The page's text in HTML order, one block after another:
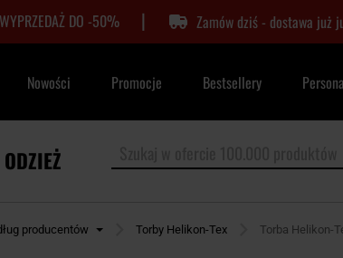
DO -50% | Zamów dziś - dostawa już
Nowości Promocje Bestsellery
ODZIEŻ
producentów Torby Helikon-Tex Torba Helikon-